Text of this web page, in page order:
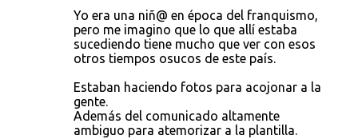
Yo era una niñ@ en época del franquismo,
pero me imagino que lo que allí estaba
sucediendo tiene mucho que ver con esos
otros tiempos osucos de este país.
Estaban haciendo fotos para acojonar a la
gente.
Además del comunicado altamente
ambiguo para atemorizar a la plantilla.